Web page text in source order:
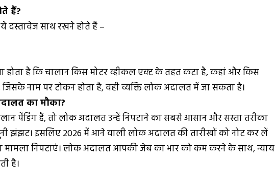
हैं?
साथ रखने होते हैं –
होता है कि चालान किस मोटर व्हीकल एक्ट के तहत कटा है, कहां और किस
नाम पर टोकन होता है, वही व्यक्ति लोक अदालत में जा सकता है।
का मौका?
पेंडिंग हैं, तो लोक अदालत उन्हें निपटाने का सबसे आसान और सस्ता तरीका
झंझट। इसलिए 2026 में आने वाली लोक अदालत की तारीखों को नोट कर लें
निपटाएं। लोक अदालत आपकी जेब का भार को कम करने के साथ, न्याय
है।